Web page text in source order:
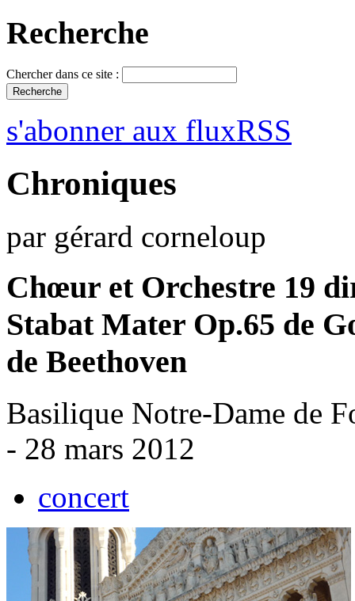
Recherche
Chercher dans ce site :
s'abonner aux fluxRSS
Chroniques
par gérard corneloup
Chœur et Orchestre 19
Stabat Mater Op.65 de
de Beethoven
Basilique Notre-Dame de
- 28 mars 2012
concert